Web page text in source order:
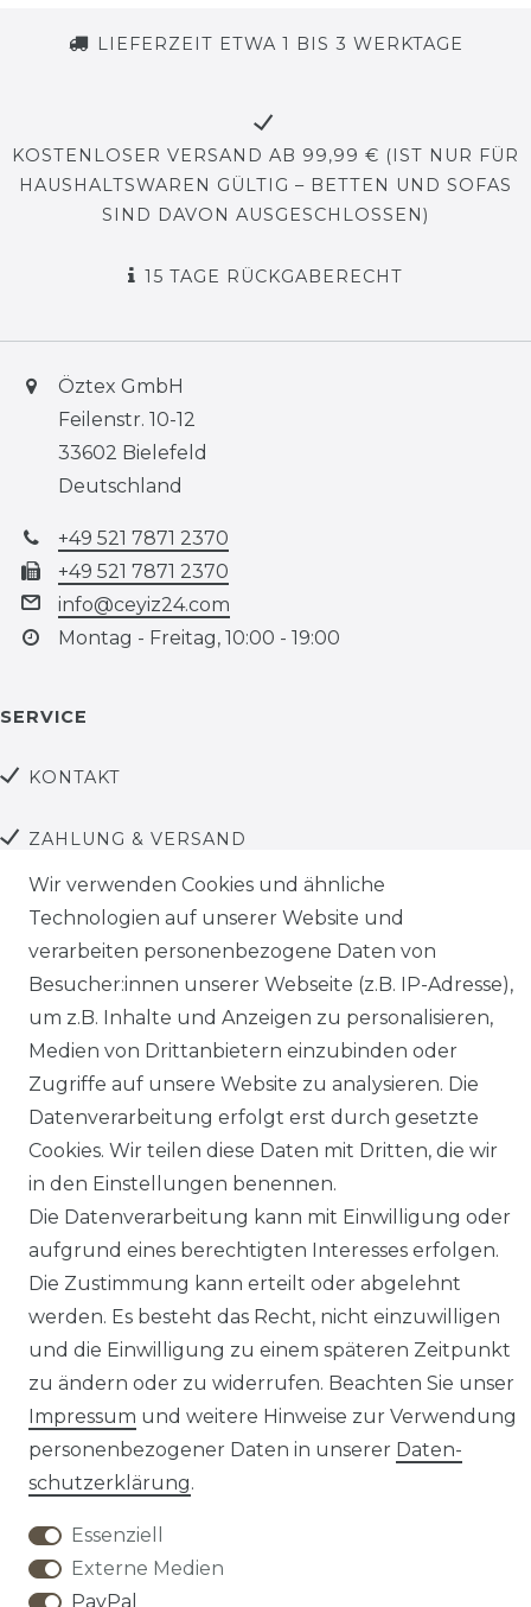
LIEFERZEIT ETWA 1 BIS 3 WERKTAGE
KOSTENLOSER VERSAND AB 99,99 € (IST NUR FÜR
HAUSHALTSWAREN GÜLTIG – BETTEN UND SOFAS
SIND DAVON AUSGESCHLOSSEN)
15 TAGE RÜCKGABERECHT
Öztex GmbH
Feilenstr. 10-12
33602 Bielefeld
Deutschland
+49 521 7871 2370
+49 521 7871 2370
info@ceyiz24.com
Montag - Freitag, 10:00 - 19:00
SERVICE
KONTAKT
ZAHLUNG & VERSAND
DATENSCHUTZ
Facebook
Instagram
YouTube
Sicher Bezahlen
Widerrufs­recht
Wir verwenden Cookies und ähnliche
Technologien auf unserer Website und
verarbeiten personenbezogene Daten von
Besucher:innen unserer Webseite (z.B. IP-Adresse),
um z.B. Inhalte und Anzeigen zu personalisieren,
Medien von Drittanbietern einzubinden oder
Zugriffe auf unsere Website zu analysieren. Die
Datenverarbeitung erfolgt erst durch gesetzte
Cookies. Wir teilen diese Daten mit Dritten, die wir
in den Einstellungen benennen.
Die Datenverarbeitung kann mit Einwilligung oder
aufgrund eines berechtigten Interesses erfolgen.
Die Zustimmung kann erteilt oder abgelehnt
werden. Es besteht das Recht, nicht einzuwilligen
und die Einwilligung zu einem späteren Zeitpunkt
zu ändern oder zu widerrufen. Beachten Sie unser
Impressum und weitere Hinweise zur Verwendung
personenbezogener Daten in unserer Daten­
schutz­erklärung.
Essenziell
Externe Medien
PayPal